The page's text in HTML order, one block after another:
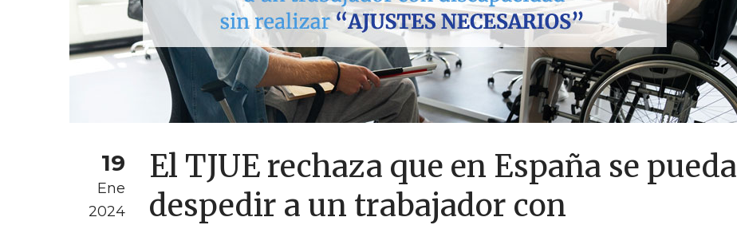
19
Ene
2024
El TJUE rechaza que en España se pueda
despedir a un trabajador con